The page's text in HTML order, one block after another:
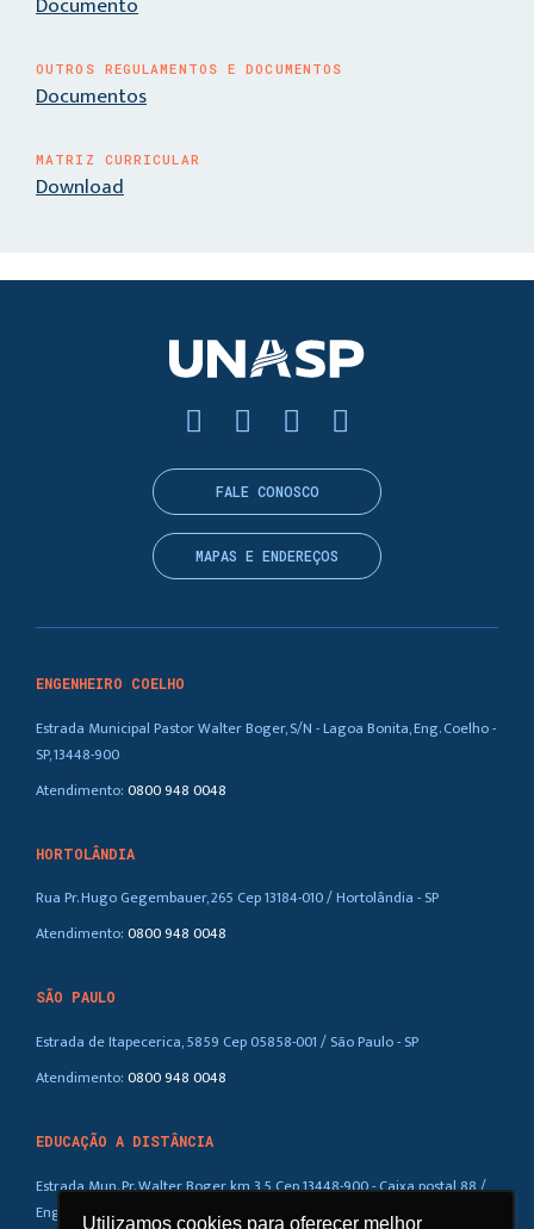
Utilizamos cookies para oferecer melhor
Utilizamos cookies para oferecer melhor
OUTROS REGULAMENTOS E DOCUMENTOS
Documentos
MATRIZ CURRICULAR
Download
ENGENHEIRO COELHO
Estrada Municipal Pastor Walter Boger, S/N - Lagoa Bonita, Eng. Coelho -
SP, 13448-900
Atendimento:0800 948 0048
HORTOLÂNDIA
Rua Pr. Hugo Gegembauer, 265 Cep 13184-010 / Hortolândia - SP
Atendimento:0800 948 0048
SÃO PAULO
Estrada de Itapecerica, 5859 Cep 05858-001 / São Paulo - SP
Atendimento:0800 948 0048
EDUCAÇÃO A DISTÂNCIA
Estrada Mun. Pr. Walter Boger, km 3,5 Cep 13448-900 - Caixa postal 88 /
Eng. Coelho – SP
FALE CONOSCO
MAPAS E ENDEREÇOS